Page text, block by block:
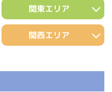
関東エリア
関西エリア